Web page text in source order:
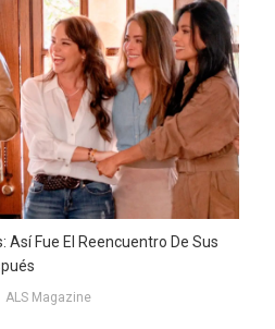
Así Fue El Reencuentro De Sus
ALS Magazine